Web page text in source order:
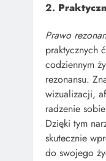
2.
Prawo
praktycznych
codziennym
rezonansu.
wizualizacji,
radzenie
Dzięki tym
skutecznie
do swojego